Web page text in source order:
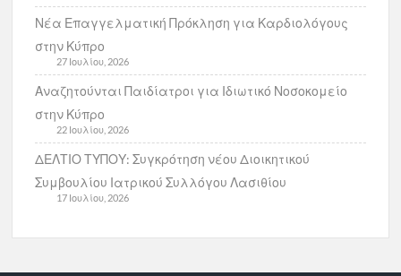
Νέα Επαγγελματική Πρόκληση για Καρδιολόγους
στην Κύπρο
27 Ιουλίου, 2026
Αναζητούνται Παιδίατροι για Ιδιωτικό Νοσοκομείο
στην Κύπρο
22 Ιουλίου, 2026
ΔΕΛΤΙΟ ΤΥΠΟΥ: Συγκρότηση νέου Διοικητικού
Συμβουλίου Ιατρικού Συλλόγου Λασιθίου
17 Ιουλίου, 2026